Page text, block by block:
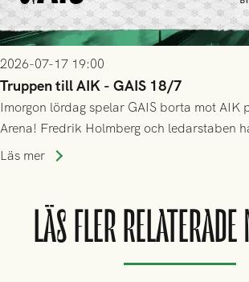
2026-07-17 19:00
Truppen till AIK - GAIS 18/7
Imorgon lördag spelar GAIS borta mot AIK
Arena! Fredrik Holmberg och ledarstaben
trupp till matchen:
Läs mer
LÄS FLER RELATERADE